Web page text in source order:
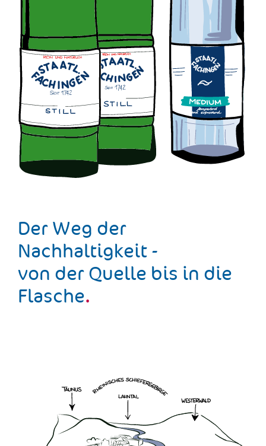
Der Weg der
Nachhaltigkeit -
von der Quelle bis in die
Flasche.